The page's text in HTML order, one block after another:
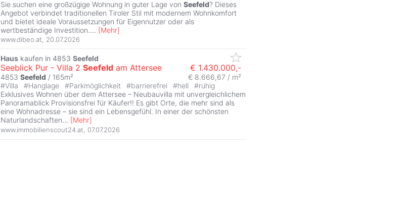
Sie suchen eine großzügige Wohnung in guter Lage von Seefeld? Dieses
Angebot verbindet traditionellen Tiroler Stil mit modernem Wohnkomfort
und bietet ideale Voraussetzungen für Eigennutzer oder als
wertbeständige Investition.... [Mehr]
www.dibeo.at 20.07.2026
Haus kaufen in 4853 Seefeld
Seeblick Pur - Villa 2 Seefeld am Attersee € 1.430.000,-
4853 Seefeld / 165m²
€ 8.666,67 / m²
#Villa #Hanglage #Parkmöglichkeit #barrierefrei #hell #ruhig
Exklusives Wohnen über dem Attersee – Neubauvilla mit unvergleichlichem
Panoramablick Provisionsfrei für Käufer!! Es gibt Orte, die mehr sind als
eine Wohnadresse – sie sind ein Lebensgefühl. In einer der schönsten
Naturlandschaften... [Mehr]
www.immobilienscout24.at 07.07.2026